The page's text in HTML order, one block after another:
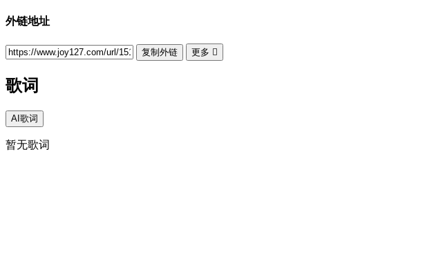
外链地址
复制外链 更多 
歌词
AI歌词
暂无歌词